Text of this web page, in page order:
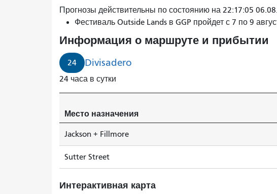
Прогнозы действительны по состоянию на 22:17:05
Фестиваль Outside Lands в GGP пройдет с 7 по 9
Информация о маршруте и прибытии
24 Divisadero
24 часа в сутки
Место назначения
Jackson + Fillmore
Sutter Street
Интерактивная карта